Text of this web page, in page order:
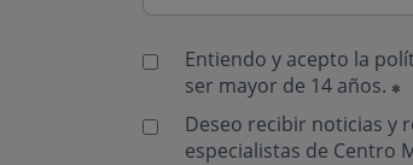
Entiendo y acepto la
ser mayor de 14 años.
Deseo recibir noticias y
especialistas de Centro